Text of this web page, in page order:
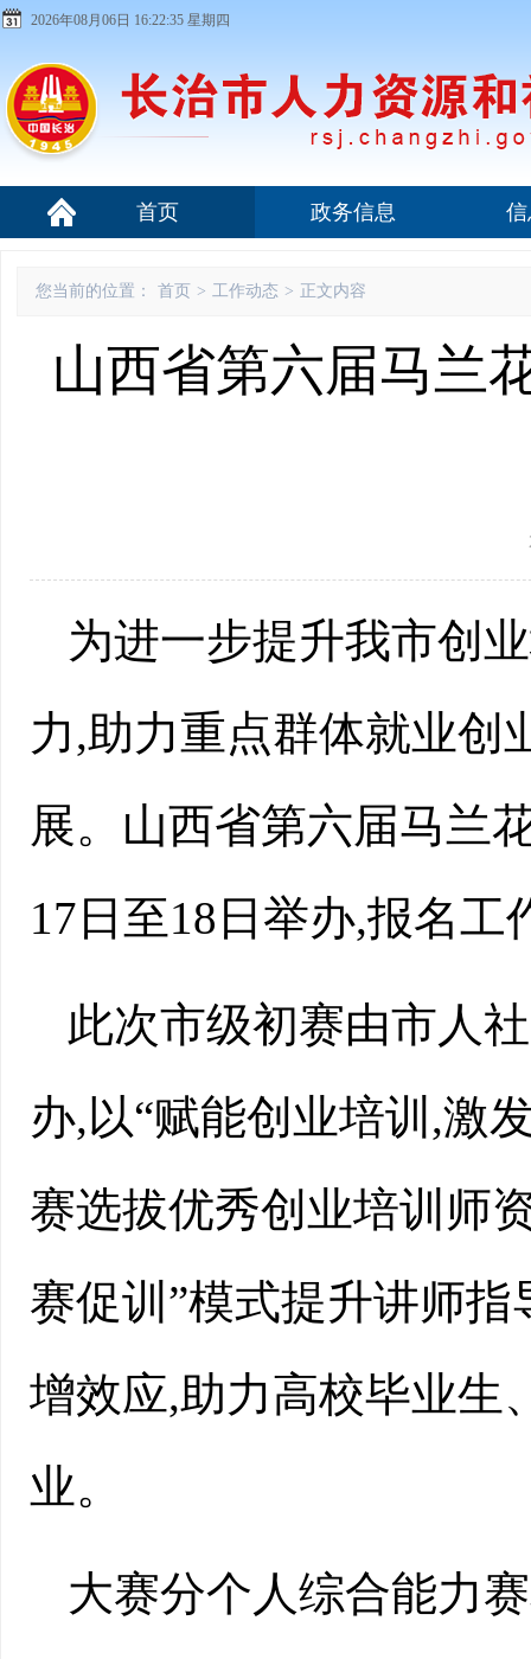
2026年08月06日 16:22:36 星期四
首页 政务信息
您当前的位置： 首页 > 工作动态 > 正文内容
山西省第六届马兰
为进一步提升我市创
力,助力重点群体就业创
展。山西省第六届马兰
17日至18日举办,报名工
此次市级初赛由市人
办,以“赋能创业培训,激
赛选拔优秀创业培训师
赛促训”模式提升讲师
增效应,助力高校毕业生
业。
大赛分个人综合能力